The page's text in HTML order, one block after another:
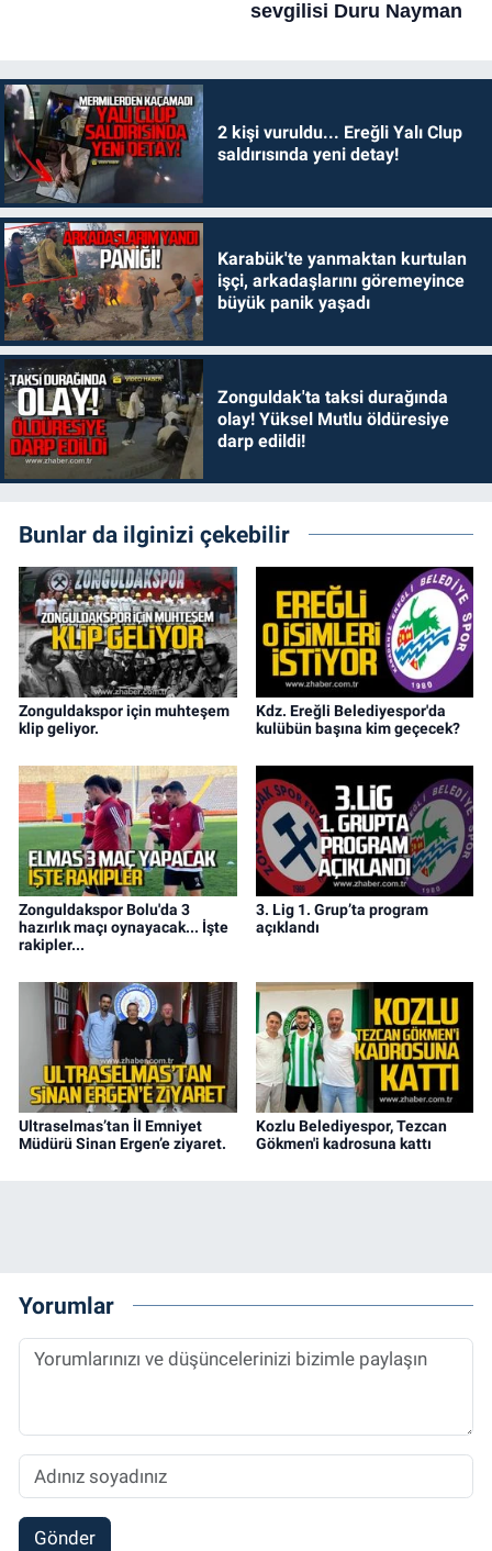
2 kişi vuruldu... Ereğli Yalı Clup
saldırısında yeni detay!
Karabük'te yanmaktan kurtulan
işçi, arkadaşlarını göremeyince
büyük panik yaşadı
Zonguldak'ta taksi durağında
olay! Yüksel Mutlu öldüresiye
darp edildi!
Bunlar da ilginizi çekebilir
Zonguldakspor için muhteşem
klip geliyor.
Kdz. Ereğli Belediyespor'da
kulübün başına kim geçecek?
Zonguldakspor Bolu'da 3
hazırlık maçı oynayacak... İşte
rakipler...
3. Lig 1. Grup’ta program
açıklandı
Ultraselmas’tan İl Emniyet
Müdürü Sinan Ergen’e ziyaret.
Kozlu Belediyespor, Tezcan
Gökmen'i kadrosuna kattı
Yorumlar
Gönder